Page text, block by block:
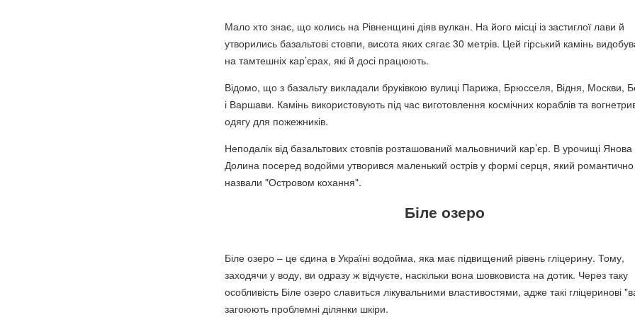
Мало хто знає, що колись на Рівненщині діяв вулкан. На його місці із застиглої лави й
утворились базальтові стовпи, висота яких сягає 30 метрів. Цей гірський камінь
на тамтешніх кар’єрах, які й досі працюють.
Відомо, що з базальту викладали бруківкою вулиці Парижа, Брюсселя, Відня, Москви,
і Варшави. Камінь використовують під час виготовлення космічних кораблів та
одягу для пожежників.
Неподалік від базальтових стовпів розташований мальовничий кар’єр. В урочищі Янова
Долина посеред водойми утворився маленький острів у формі серця, який романтично
назвали "Островом кохання".
Біле озеро
Біле озеро – це єдина в Україні водойма, яка має підвищений рівень гліцерину. Тому,
заходячи у воду, ви одразу ж відчуєте, наскільки вона шовковиста на дотик. Через таку
особливість Біле озеро славиться лікувальними властивостями, адже такі гліцеринові
загоюють проблемні ділянки шкіри.